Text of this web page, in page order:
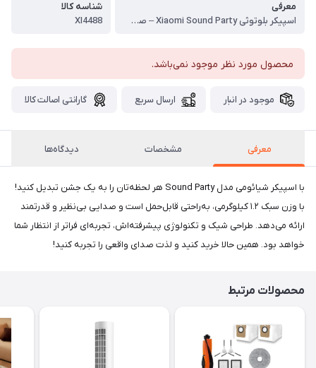
معرفی
اسپیکر بلوتوثی Xiaomi Sound Party – صدای قدرتمند، اتصال گروهی و باتری پرظرفیت ، Xiaomi Sound Party یک اسپیکر بلوتوثی حرفه‌ای با توان خروجی ۳۵ وات ووفر و ۱۵ وات توییتر است که تجربه‌ای پرقدرت و شفاف از موسیقی ارائه می‌دهد. طراحی مدرن و مقاوم با استاندارد IP67 ضد آب و گردوغبار، آن را به گزینه‌ای ایده‌آل برای استفاده در خانه، مهمانی‌ها و فضاهای بیرونی تبدیل کرده است. ، این اسپیکر با باتری لیتیومی ۵۲۰۰mAh تا حدود ۲۶ ساعت پخش مداوم در اختیار شما قرار می‌دهد و حتی می‌تواند به عنوان پاوربانک عمل کند. قابلیت اتصال همزمان به چند اسپیکر (Party Connect) و جفت‌سازی استریو (TWS) صدایی ۳۶۰ درجه و همه‌جانبه فراهم می‌سازد.
شناسه کالا
XI4488
محصول مورد نظر موجود نمی‌باشد.
موجود در انبار ارسال سریع گارانتی اصالت کالا
معرفی مشخصات دیدگاه‌ها
با اسپیکر شیائومی مدل Sound Party هر لحظه‌تان را به یک جشن تبدیل کنید!
با وزن سبک ۱.۲ کیلوگرمی، به‌راحتی قابل‌حمل است و صدایی بی‌نظیر و قدرتمند
ارائه می‌دهد. طراحی شیک و تکنولوژی پیشرفته‌اش، تجربه‌ای فراتر از انتظار شما
خواهد بود. همین حالا خرید کنید و لذت صدای واقعی را تجربه کنید!
محصولات مرتبط